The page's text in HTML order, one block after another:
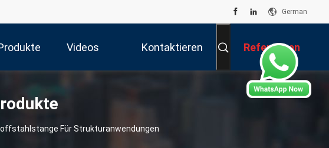
German
Videos Kontaktieren Referenzen
Für Strukturanwendungen